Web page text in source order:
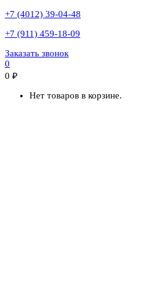
+7 (4012) 39-04-48
+7 (911) 459-18-09
Заказать звонок
0
0 ₽
Нет товаров в корзине.